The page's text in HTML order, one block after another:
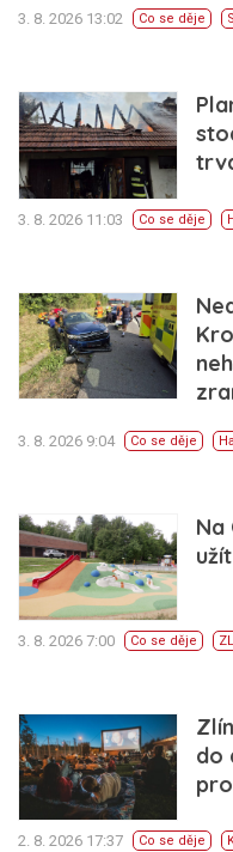
3. 8. 2026 13:02 Co se děje
3. 8. 2026 11:03 Co se děje
3. 8. 2026 9:04 Co se děje
Na
3. 8. 2026 7:00 Co se děje ZL
do
2. 8. 2026 17:37 Co se děje